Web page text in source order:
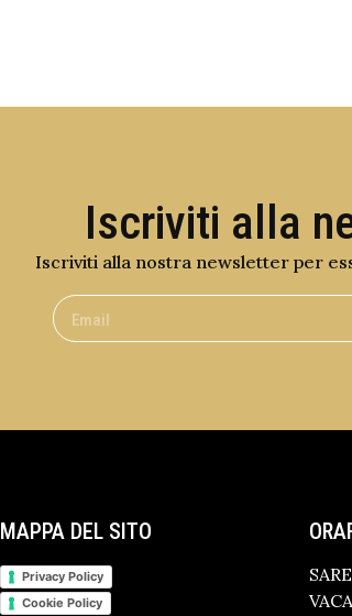
Iscriviti alla
Iscriviti alla nostra newsletter per
MAPPA DEL SITO
Privacy Policy
Cookie Policy